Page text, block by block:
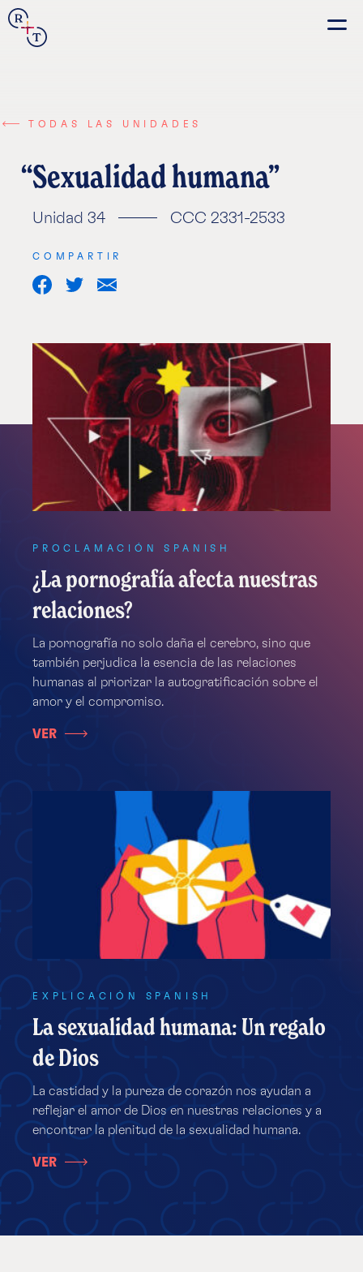
Real+True
Connection
Guides
Español
Français
Português
TODAS LAS UNIDADES
Sexualidad humana
Unidad 34 CCC 2331-2533
COMPARTIR
Share
Facebook
Share
Twitter
Share
Email
¿La pornografía afecta nuestras
relaciones?
PROCLAMACIÓN SPANISH
La pornografía no solo daña el cerebro, sino que
también perjudica la esencia de las relaciones
humanas al priorizar la autogratificación sobre el
amor y el compromiso.
VER
La sexualidad humana: Un regalo
de Dios
EXPLICACIÓN SPANISH
La castidad y la pureza de corazón nos ayudan a
reflejar el amor de Dios en nuestras relaciones y a
encontrar la plenitud de la sexualidad humana.
VER